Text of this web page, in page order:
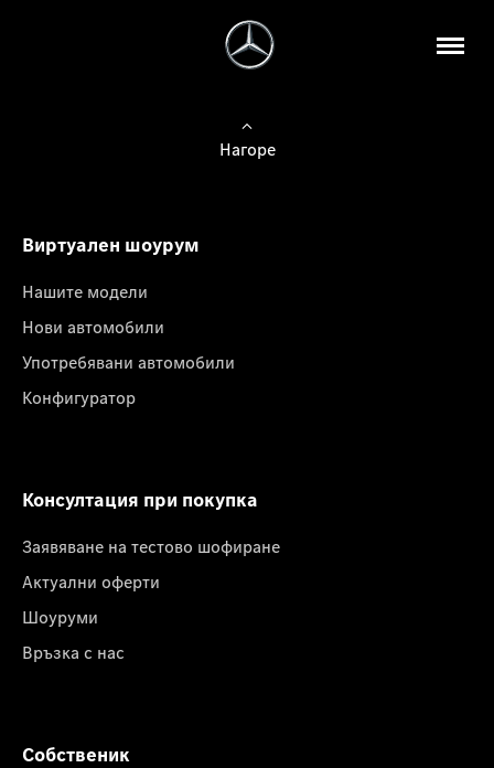
Нагоре
Виртуален шоурум
Нашите модели
Нови автомобили
Употребявани автомобили
Конфигуратор
Консултация при покупка
Заявяване на тестово шофиране
Актуални оферти
Шоуруми
Връзка с нас
Собственик